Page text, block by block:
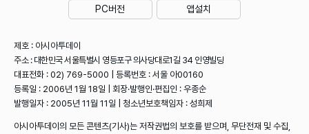
PC버전 앱설치
제호 : 아시아투데이
주소 : 대한민국 서울특별시 영등포구 의사당대로1길 34 인영빌딩
대표전화 : 02) 769-5000 | 등록번호 : 서울 아00160
등록일 : 2006년 1월 18일 | 회장·발행인·편집인 : 우종순
발행일자 : 2005년 11월 11일 | 청소년보호책임자 : 성희제
아시아투데이의 모든 콘텐츠(기사)는 저작권법의 보호를 받으며, 무단전재 및 수집,